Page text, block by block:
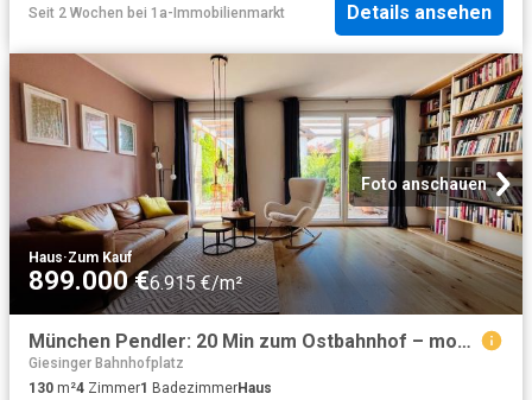
Seit 2 Wochen bei 1a-Immobilienmarkt Details ansehen
Foto anschauen
Haus·Zum Kauf
899.000 €6.915 €/m²
München Pendler: 20 Min zum Ostbahnhof – modernes Haus A
Giesinger Bahnhofplatz
130 m²4 Zimmer1 BadezimmerHaus